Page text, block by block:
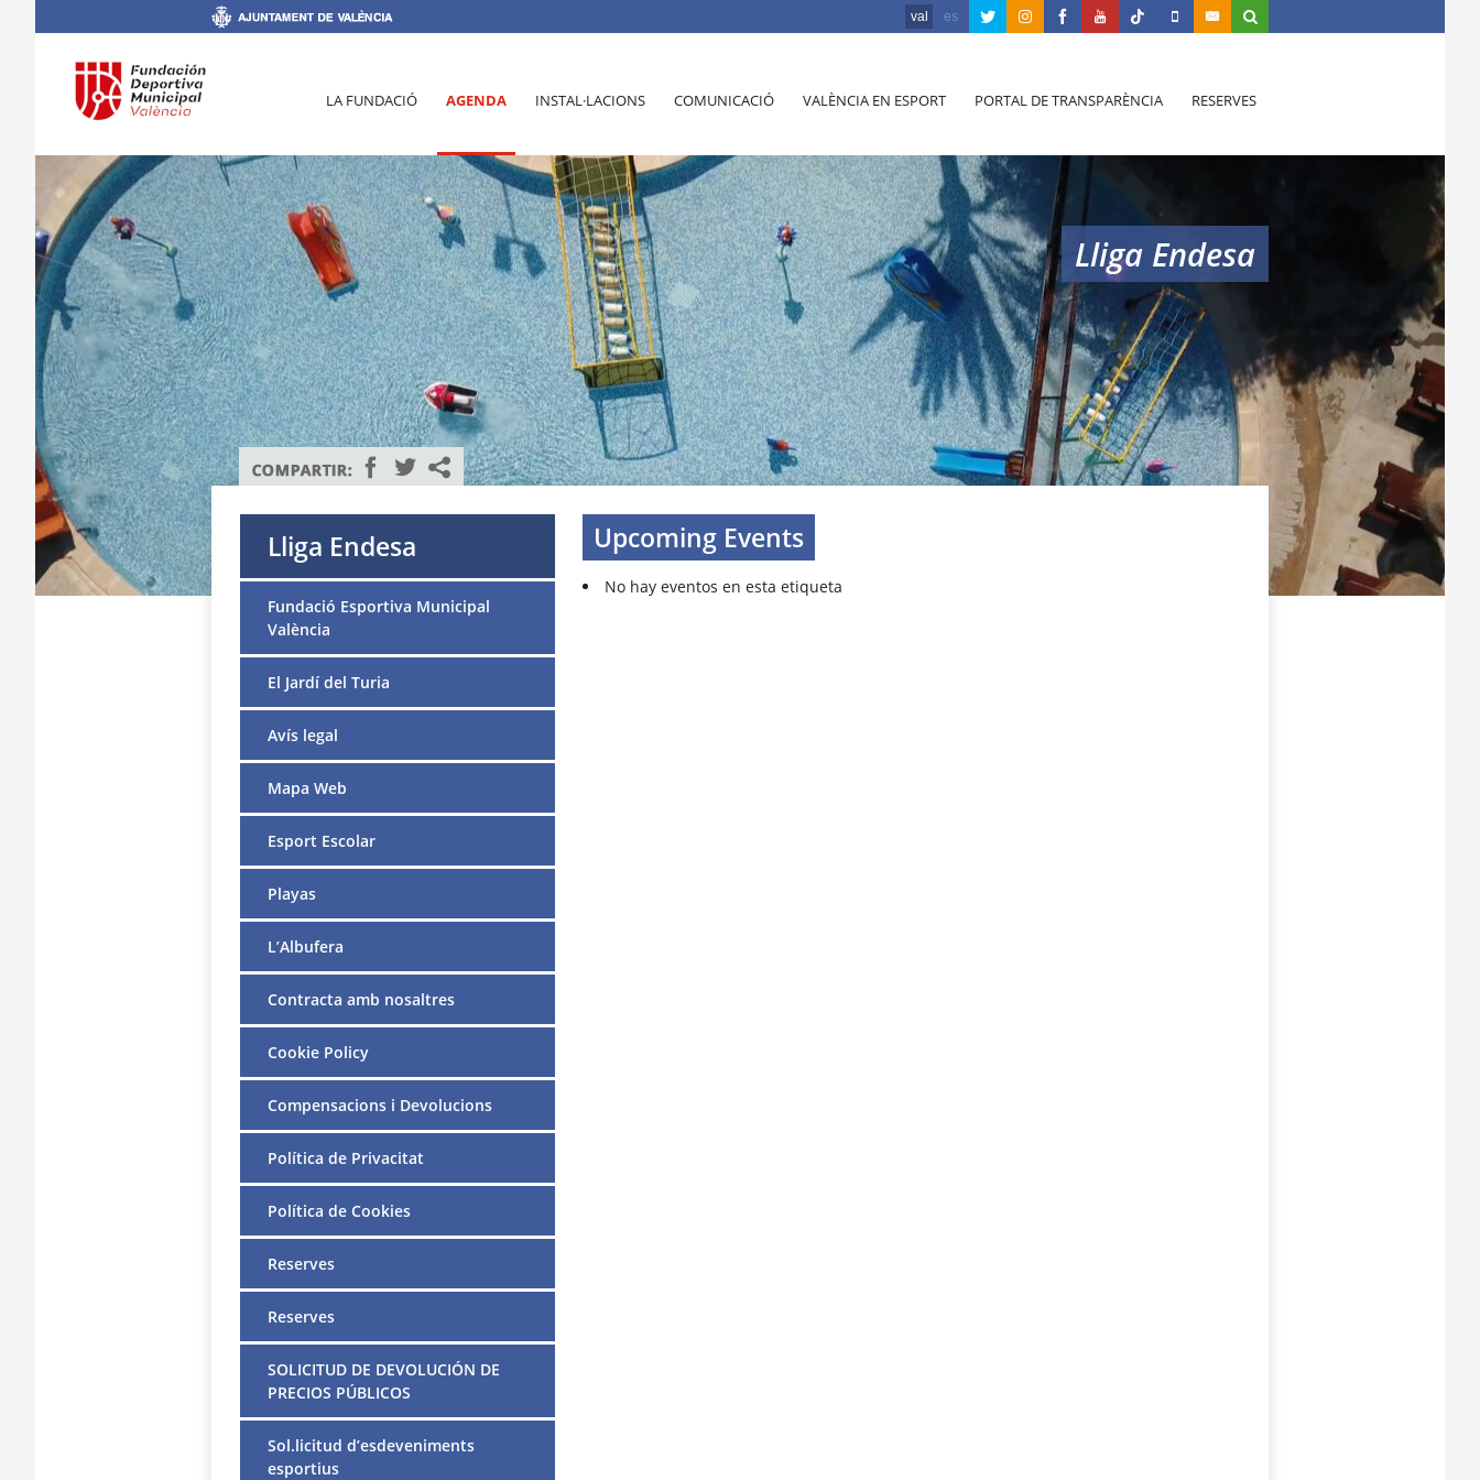
val es
LA FUNDACIÓ AGENDA INSTAL·LACIONS COMUNICACIÓ VALÈNCIA EN ESPORT PORTAL DE TRANSPARÈNCIA RESERVES
Lliga Endesa
Upcoming Events
No hay eventos en esta etiqueta
Lliga Endesa
Fundació Esportiva Municipal
València
El Jardí del Turia
Avís legal
Mapa Web
Esport Escolar
Playas
L’Albufera
Contracta amb nosaltres
Cookie Policy
Compensacions i Devolucions
Política de Privacitat
Política de Cookies
Reserves
Reserves
SOLICITUD DE DEVOLUCIÓN DE
PRECIOS PÚBLICOS
Sol.licitud d’esdeveniments
esportius